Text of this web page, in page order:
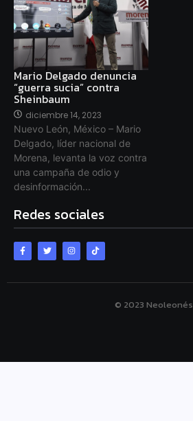
Mario Delgado denuncia
“guerra sucia” contra
Sheinbaum
diciembre 14, 2023
Nuevo León, México – Mario
Delgado, líder nacional de
Morena, levanta la voz contra
una campaña de odio y
desinformación...
Redes sociales
© 2023 Neoleonés